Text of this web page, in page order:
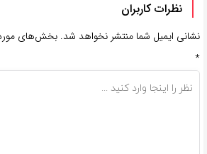
نظرات کاربران
نشانی ایمیل شما منتشر نخواهد شد. بخش‌های
*